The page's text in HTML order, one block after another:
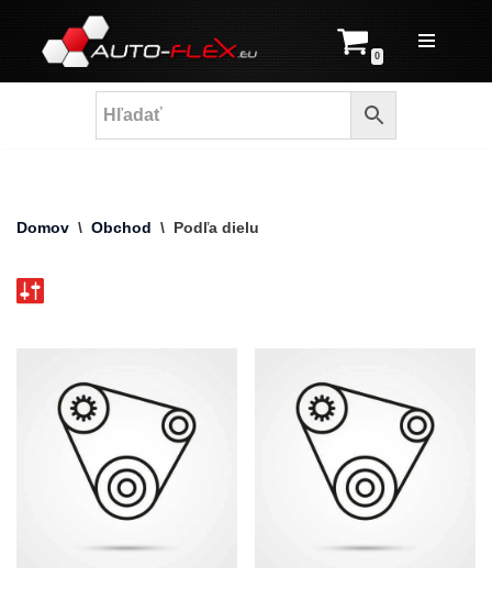
Prejsť
na
0
Domov \ Obchod \ Podľa dielu